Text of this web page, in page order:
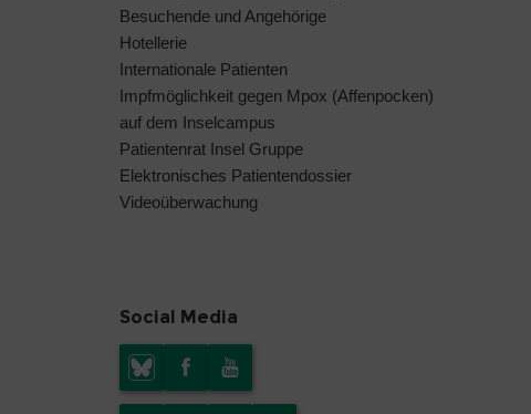
Besuchende und Angehörige
Hotellerie
Internationale Patienten
Impfmöglichkeit gegen Mpox (Affenpocken)
auf dem Inselcampus
Patientenrat Insel Gruppe
Elektronisches Patientendossier
Videoüberwachung
Social Media